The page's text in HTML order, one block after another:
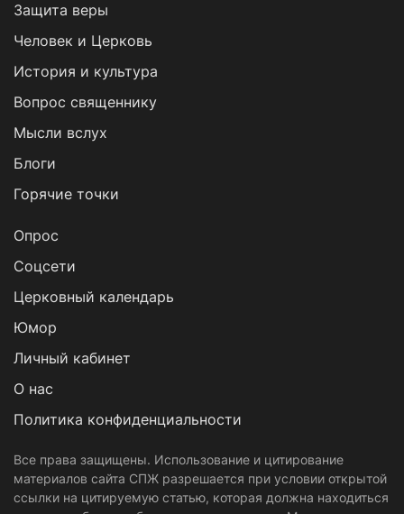
Защита веры
Человек и Церковь
История и культура
Вопрос священнику
Мысли вслух
Блоги
Горячие точки
Опрос
Cоцсети
Церковный календарь
Юмор
Личный кабинет
О нас
Политика конфиденциальности
Все права защищены. Использование и цитирование
материалов сайта СПЖ разрешается при условии открытой
ссылки на цитируемую статью, которая должна находиться